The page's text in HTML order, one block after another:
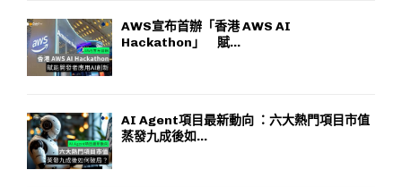
AWS宣布首辦「香港 AWS AI
Hackathon」 賦...
AI Agent項目最新動向 ：六大熱門項目市值
蒸發九成後如...